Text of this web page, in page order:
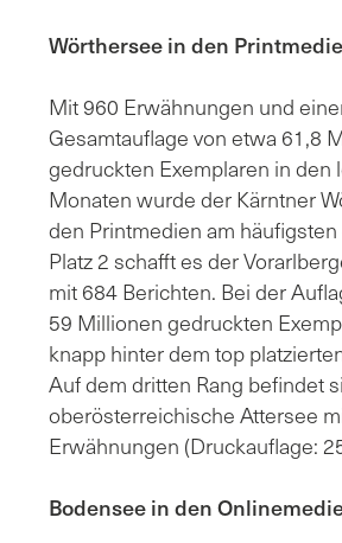
Wörthersee in den
Mit 960 Erwähnungen und
Gesamtauflage von etwa 61,8
gedruckten Exemplaren in den
Monaten wurde der Kärntner
den Printmedien am
Platz 2 schafft es der
mit 684 Berichten. Bei der
59 Millionen gedruckten
knapp hinter dem top
Auf dem dritten Rang befindet
oberösterreichische Attersee
Erwähnungen (Druckauflage:
Bodensee in den